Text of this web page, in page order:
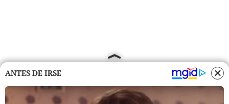
ANTES DE IRSE